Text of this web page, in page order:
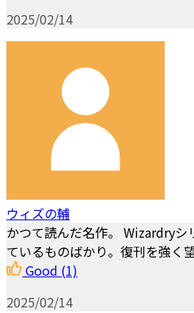
2025/02/14
ウィズの輔
かつて読んだ名作。 Wizardryシ
ているものばかり。復刊を強く望
Good (1)
2025/02/14